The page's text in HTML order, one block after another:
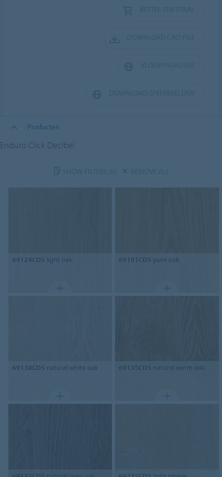
Producten
Enduro Click Decibel
69124CD5 light oak 69101CD5 pure oak
69130CD5 natural white oak 69135CD5 natural warm oak